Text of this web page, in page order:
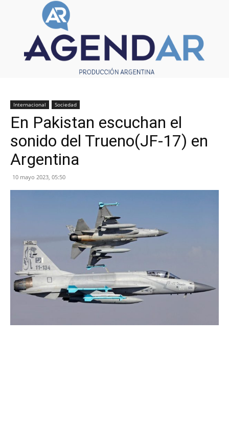
Internacional Sociedad
En Pakistan escuchan el
sonido del Trueno(JF-17) en
Argentina
10 mayo 2023, 05:50